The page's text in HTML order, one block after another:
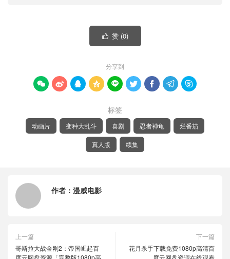
 赞 (0)
分享到
        
标签
动画片 变种大乱斗 喜剧 忍者神龟 烂番茄
真人版 续集
作者： 漫威电影
上一篇
哥斯拉大战金刚2：帝国崛起百
度云网盘资源「完整版1080p高
下一篇
花月杀手下载免费1080p高清百
度云网盘资源在线观看